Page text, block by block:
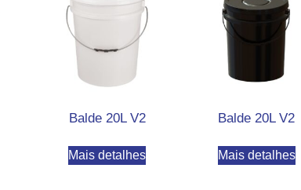
Balde 20L V2
Mais detalhes
Balde 20L V2
Mais detalhes